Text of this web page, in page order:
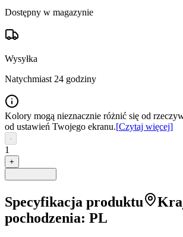
Dostępny w magazynie
Wysyłka
Natychmiast 24 godziny
Kolory mogą nieznacznie różnić się od
od ustawień Twojego ekranu.[Czytaj więcej]
-
1
+
Specyfikacja produktu
pochodzenia: PL